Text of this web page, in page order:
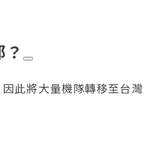
此將大量機隊轉移至台